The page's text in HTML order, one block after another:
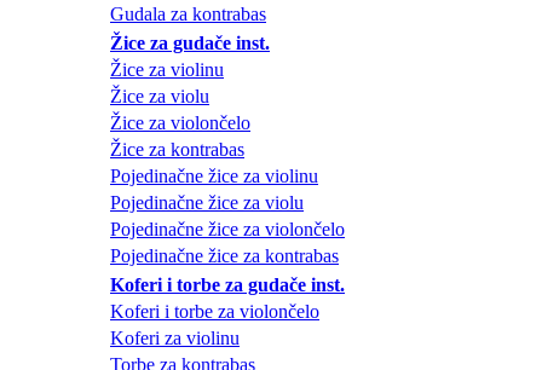
Gudala za kontrabas
Žice za gudače inst.
Žice za violinu
Žice za violu
Žice za violončelo
Žice za kontrabas
Pojedinačne žice za violinu
Pojedinačne žice za violu
Pojedinačne žice za violončelo
Pojedinačne žice za kontrabas
Koferi i torbe za gudače inst.
Koferi i torbe za violončelo
Koferi za violinu
Torbe za kontrabas